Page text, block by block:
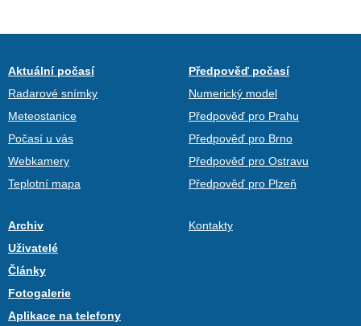
Aktuální počasí
Radarové snímky
Meteostanice
Počasí u vás
Webkamery
Teplotní mapa
Předpověď počasí
Numerický model
Předpověď pro Prahu
Předpověď pro Brno
Předpověď pro Ostravu
Předpověď pro Plzeň
Archiv
Uživatelé
Články
Fotogalerie
Aplikace na telefony
Kontakty